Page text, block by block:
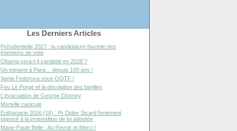
Les Derniers Articles
Présidentielle 2027 : la candidature favorite des
intentions de vote
Obama sera-t-il candidat en 2028 ?
Un minaret à Paris... depuis 100 ans !
Xenia Fedorova sous OQTF !
Feu Le Porge et la désolation des familles
L'évacuation de George Clooney
Mortelle canicule
Euthanasie 2026 (16) : Pr Didier Sicard fortement
opposé à la proposition de loi adoptée
Marie-Paule Belle : Au Revoir et Merci !